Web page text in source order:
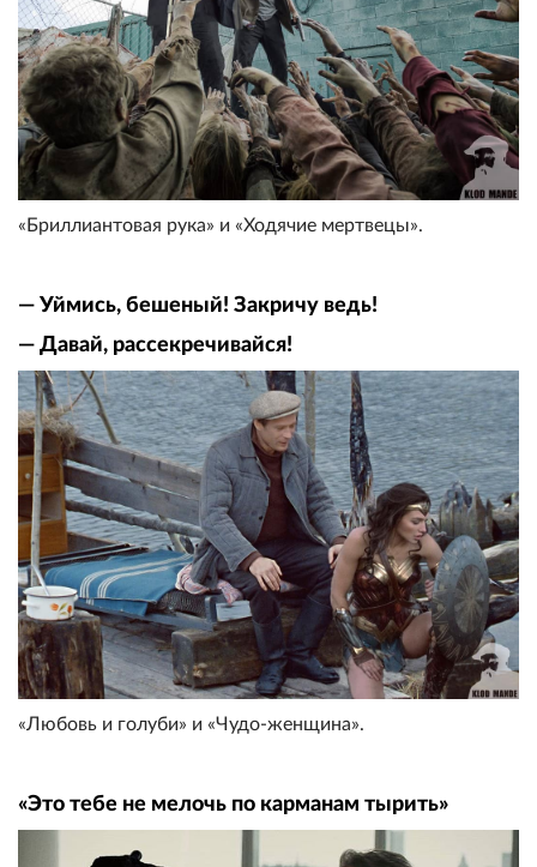
«Бриллиантовая рука» и «Ходячие мертвецы».
— Уймись, бешеный! Закричу ведь!
— Давай, рассекречивайся!
«Любовь и голуби» и «Чудо-женщина».
«Это тебе не мелочь по карманам тырить»